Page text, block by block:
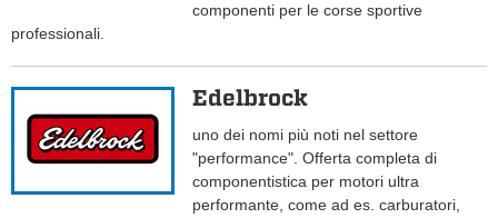
componenti per le corse sportive
professionali.
Edelbrock
uno dei nomi più noti nel settore
"performance". Offerta completa di
componentistica per motori ultra
performante, come ad es. carburatori,